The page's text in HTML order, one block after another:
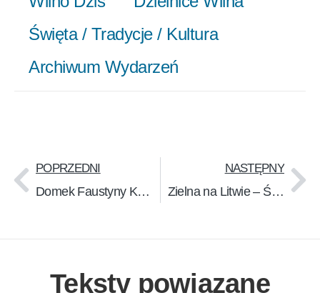
Święta / Tradycje / Kultura
Archiwum Wydarzeń
POPRZEDNI
Domek Faustyny Kowalskiej. Wilno
NASTĘPNY
Zielna na Litwie – Święto Wniebowzięcia NMP (15 sierpnia)
Teksty powiązane